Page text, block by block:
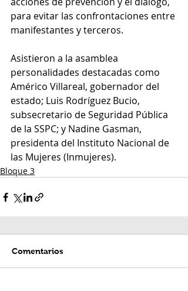
para evitar las confrontaciones entre
manifestantes y terceros.
Asistieron a la asamblea
personalidades destacadas como
Américo Villareal, gobernador del
estado; Luis Rodríguez Bucio,
subsecretario de Seguridad Pública
de la SSPC; y Nadine Gasman,
presidenta del Instituto Nacional de
las Mujeres (Inmujeres).
Bloque 3
Comentarios